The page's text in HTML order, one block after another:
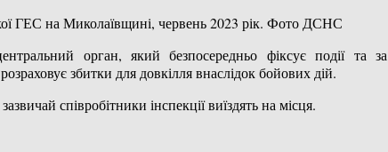
ГЕС на Миколаївщині, червень 2023 рік. Фото ДСНС
орган, який безпосередньо фіксує події та за
збитки для довкілля внаслідок бойових дій.
співробітники інспекції виїздять на місця.